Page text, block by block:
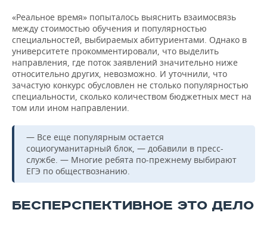
«Реальное время» попыталось выяснить взаимосвязь
между стоимостью обучения и популярностью
специальностей, выбираемых абитуриентами. Однако в
университете прокомментировали, что выделить
направления, где поток заявлений значительно ниже
относительно других, невозможно. И уточнили, что
зачастую конкурс обусловлен не столько популярностью
специальности, сколько количеством бюджетных мест на
том или ином направлении.
— Все еще популярным остается
социогуманитарный блок, — добавили в пресс-
службе. — Многие ребята по-прежнему выбирают
ЕГЭ по обществознанию.
БЕСПЕРСПЕКТИВНОЕ ЭТО ДЕЛО